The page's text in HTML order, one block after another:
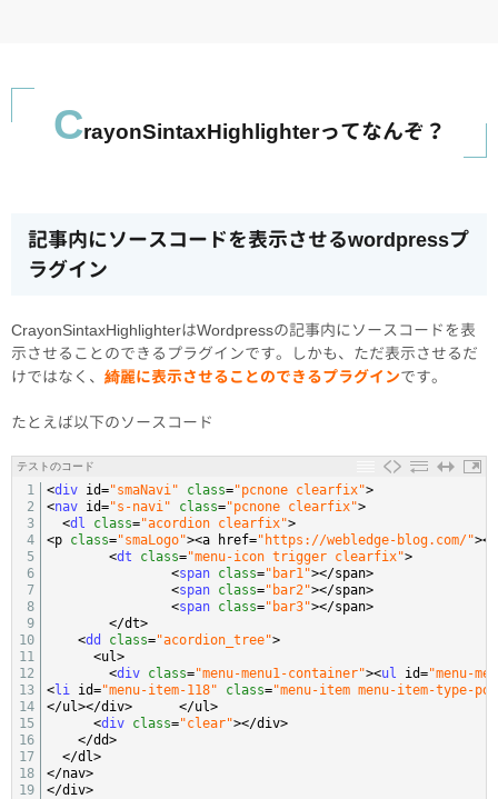
CrayonSintaxHighlighterってなんぞ？
記事内にソースコードを表示させるwordpressプ
ラグイン
CrayonSintaxHighlighterはWordpressの記事内にソースコードを表
示させることのできるプラグインです。しかも、ただ表示させるだ
けではなく、 綺麗に表示させることのできるプラグインです。
たとえば以下のソースコード
テストのコード
1
2
3
4
5
6
7
8
9
10
11
12
13
14
15
16
17
18
19
<div id="smaNavi" class="pcnone clearfix">
<nav id="s-navi" class="pcnone clearfix">
<dl class="acordion clearfix">
<p class="smaLogo"><a href="https://webledge-blog.com/"><
<dt class="menu-icon trigger clearfix">
<span class="bar1"></span>
<span class="bar2"></span>
<span class="bar3"></span>
</dt>
<dd class="acordion_tree">
<ul>
<div class="menu-menu1-container"><ul id="menu-
<li id="menu-item-118" class="menu-item menu-item-type-
</ul></div> </ul>
<div class="clear"></div>
</dd>
</dl>
</nav>
</div>